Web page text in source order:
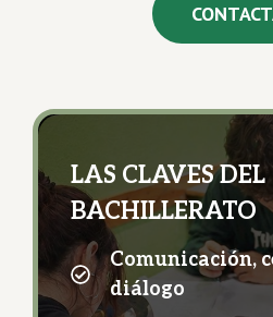
LAS CLAVES DEL
BACHILLERATO
Comunicación,
diálogo